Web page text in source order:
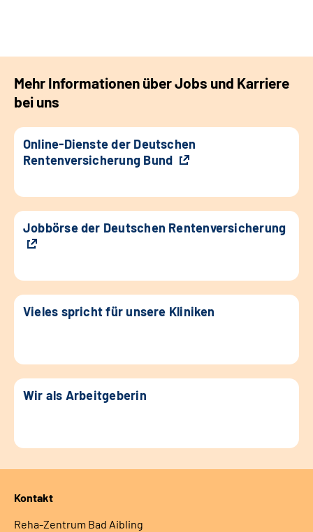
Mehr Informationen über Jobs und Karriere
bei uns
Online-Dienste der Deutschen
Rentenversicherung Bund
Jobbörse der Deutschen Rentenversicherung
Vieles spricht für unsere Kliniken
Wir als Arbeitgeberin
Kontakt
Reha-Zentrum Bad Aibling